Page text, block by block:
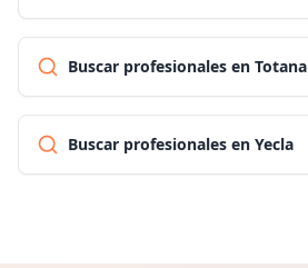
Buscar profesionales en Totana
Buscar profesionales en Yecla